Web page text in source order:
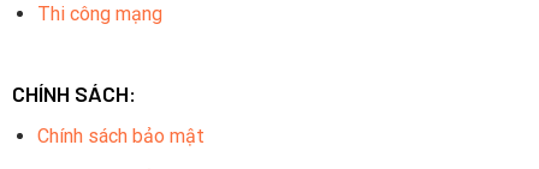
Thi công mạng
CHÍNH SÁCH:
Chính sách bảo mật